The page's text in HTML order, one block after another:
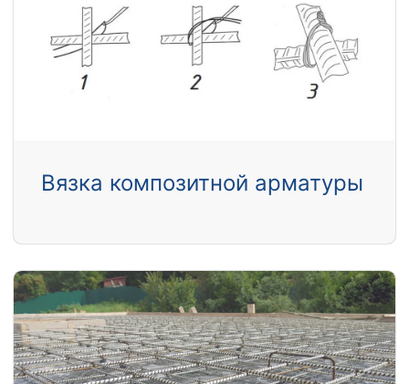
Вязка композитной арматуры